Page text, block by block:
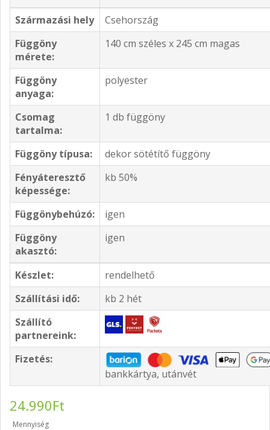
Származási hely
Csehország
Függöny
mérete:
140 cm széles x 245 cm magas
Függöny
anyaga:
polyester
Csomag
tartalma:
1 db függöny
Függöny típusa:
dekor sötétítő függöny
Fényáteresztő
képessége:
kb 50%
Függönybehúzó:
igen
Függöny
akasztó:
igen
Készlet:
rendelhető
Szállítási idő:
kb 2 hét
Szállító
partnereink:
Fizetés:
bankkártya, utánvét
24.990Ft
Mennyiség